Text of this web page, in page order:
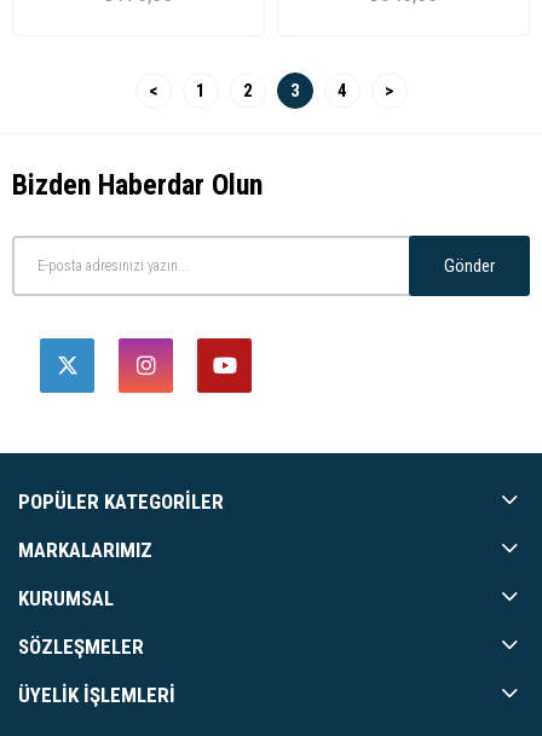
< 1 2 3 4 >
Bizden Haberdar Olun
Gönder
POPÜLER KATEGORILER
MARKALARIMIZ
KURUMSAL
SÖZLEŞMELER
ÜYELIK İŞLEMLERI